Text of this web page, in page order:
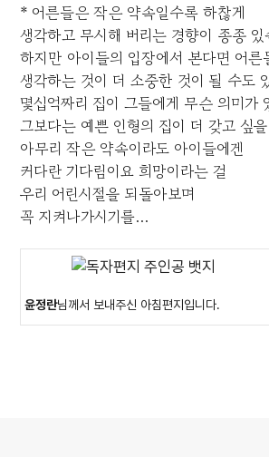
* 어른들은 작은 약속일수록 하찮게
생각하고 무시해 버리는 경향이 종종
하지만 아이들의 입장에서 본다면 어른
생각하는 것이 더 소중한 것이 될 수도
몇십억짜리 집이 그들에게 무슨 의미가
그보다는 예쁜 인형의 집이 더 갖고 싶
아무리 작은 약속이라도 아이들에겐
커다란 기다림이요 희망이라는 걸
우리 어린시절을 되돌아보며
꼭 지켜나가시기를...
윤정란님께서 보내주신 아침편지입니다.